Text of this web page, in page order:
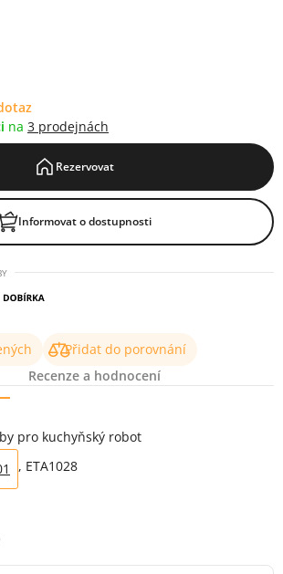
na 3 prodejnách
Rezervovat
Informovat o dostupnosti
Přidat do porovnání
Recenze a hodnocení
pro kuchyňský robot
, ETA1028